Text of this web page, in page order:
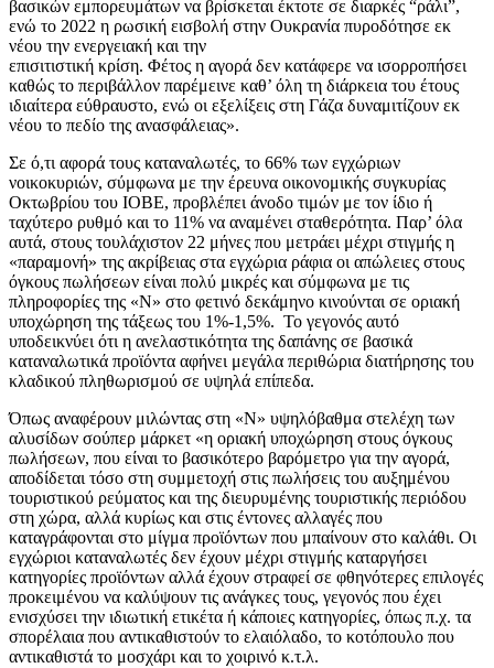
βασικών εμπορευμάτων να βρίσκεται έκτοτε σε διαρκές “ράλι”,
ενώ το 2022 η ρωσική εισβολή στην Ουκρανία πυροδότησε εκ
νέου την ενεργειακή και την
επισιτιστική κρίση. Φέτος η αγορά δεν κατάφερε να ισορροπήσει
καθώς το περιβάλλον παρέμεινε καθ’ όλη τη διάρκεια του έτους
ιδιαίτερα εύθραυστο, ενώ οι εξελίξεις στη Γάζα δυναμιτίζουν εκ
νέου το πεδίο της ανασφάλειας».
Σε ό,τι αφορά τους καταναλωτές, το 66% των εγχώριων
νοικοκυριών, σύμφωνα με την έρευνα οικονομικής συγκυρίας
Οκτωβρίου του ΙΟΒΕ, προβλέπει άνοδο τιμών με τον ίδιο ή
ταχύτερο ρυθμό και το 11% να αναμένει σταθερότητα. Παρ’ όλα
αυτά, στους τουλάχιστον 22 μήνες που μετράει μέχρι στιγμής η
«παραμονή» της ακρίβειας στα εγχώρια ράφια οι απώλειες στους
όγκους πωλήσεων είναι πολύ μικρές και σύμφωνα με τις
πληροφορίες της «Ν» στο φετινό δεκάμηνο κινούνται σε οριακή
υποχώρηση της τάξεως του 1%-1,5%. Το γεγονός αυτό
υποδεικνύει ότι η ανελαστικότητα της δαπάνης σε βασικά
καταναλωτικά προϊόντα αφήνει μεγάλα περιθώρια διατήρησης του
κλαδικού πληθωρισμού σε υψηλά επίπεδα.
Όπως αναφέρουν μιλώντας στη «Ν» υψηλόβαθμα στελέχη των
αλυσίδων σούπερ μάρκετ «η οριακή υποχώρηση στους όγκους
πωλήσεων, που είναι το βασικότερο βαρόμετρο για την αγορά,
αποδίδεται τόσο στη συμμετοχή στις πωλήσεις του αυξημένου
τουριστικού ρεύματος και της διευρυμένης τουριστικής περιόδου
στη χώρα, αλλά κυρίως και στις έντονες αλλαγές που
καταγράφονται στο μίγμα προϊόντων που μπαίνουν στο καλάθι. Οι
εγχώριοι καταναλωτές δεν έχουν μέχρι στιγμής καταργήσει
κατηγορίες προϊόντων αλλά έχουν στραφεί σε φθηνότερες επιλογές
προκειμένου να καλύψουν τις ανάγκες τους, γεγονός που έχει
ενισχύσει την ιδιωτική ετικέτα ή κάποιες κατηγορίες, όπως π.χ. τα
σπορέλαια που αντικαθιστούν το ελαιόλαδο, το κοτόπουλο που
αντικαθιστά το μοσχάρι και το χοιρινό κ.τ.λ.